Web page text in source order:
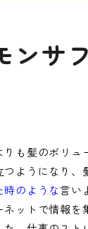
ンサ
も髪のボリュ
ようになり、
のような言い
ットで情報